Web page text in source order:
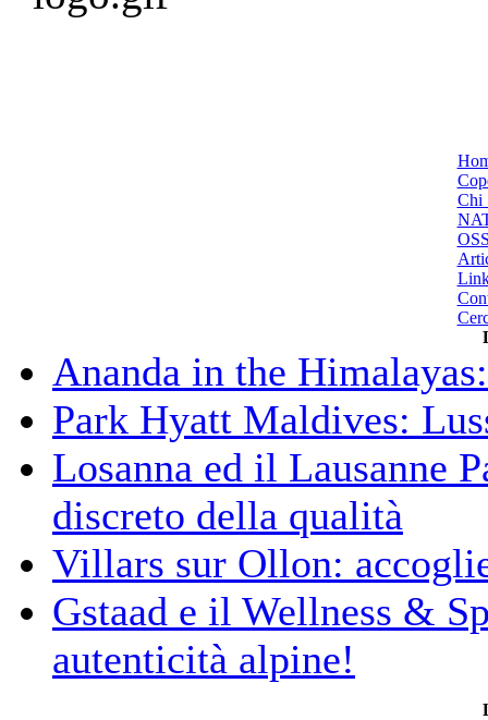
Chi
Ananda in the
Park Hyatt Maldives:
Losanna ed il Lausanne
discreto della qualità
Villars sur Ollon:
Gstaad e il Wellness &
autenticità alpine!